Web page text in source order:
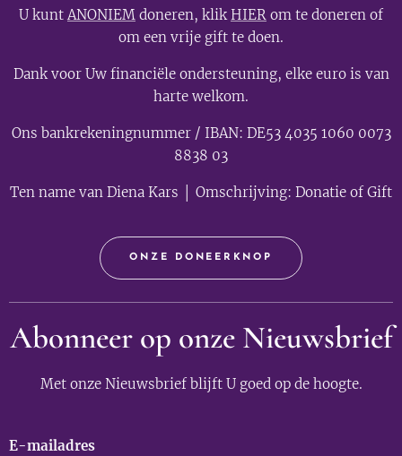
U kuntANONIEM doneren, klikHIER om te doneren of
om een vrije gift te doen.
Dank voor Uw financiële ondersteuning, elke euro is van
harte welkom.
Ons bankrekeningnummer / IBAN: DE53 4035 1060 0073
8838 03
Ten name van Diena Kars │ Omschrijving: Donatie of Gift
ONZE DONEERKNOP
Abonneer op onze Nieuwsbrief
Met onze Nieuwsbrief blijft U goed op de hoogte.
E-mailadres